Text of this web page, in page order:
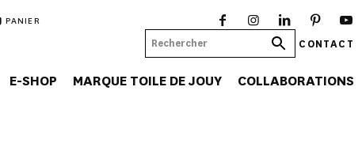
PANIER
CONTACT
E-SHOP MARQUE TOILE DE JOUY COLLABORATIONS